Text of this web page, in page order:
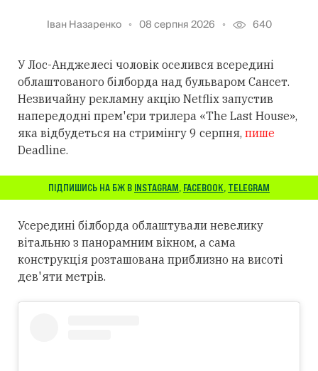
Іван Назаренко 08 серпня 2026 640
У Лос-Анджелесі чоловік оселився всередині
облаштованого білборда над бульваром Сансет.
Незвичайну рекламну акцію Netflix запустив
напередодні прем'єри трилера «The Last House»,
яка відбудеться на стримінгу 9 серпня, пише
Deadline.
ПІДПИШИСЬ НА БЖ В INSTAGRAM, FACEBOOK, TELEGRAM
Усередині білборда облаштували невелику
вітальню з панорамним вікном, а сама
конструкція розташована приблизно на висоті
дев'яти метрів.